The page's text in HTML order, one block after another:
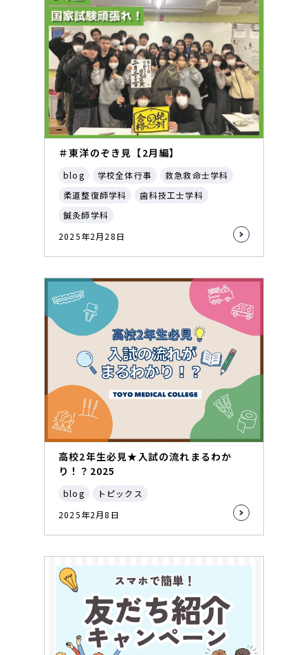
＃東洋のぞき見【2月編】
blog 学校全体行事
救急救命士学科
柔道整復師学科
歯科技工士学科
鍼灸師学科
2025年2月28日
高校2年生必見★入試の流れまるわか
り！？2025
blog
トピックス
2025年2月8日